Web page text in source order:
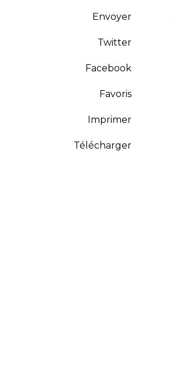
Envoyer
Twitter
Facebook
Favoris
Imprimer
Télécharger